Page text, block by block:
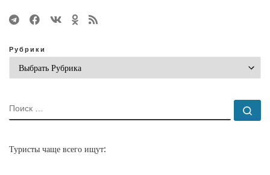
Рубрики
ПОИСК
Туристы чаще всего ищут: